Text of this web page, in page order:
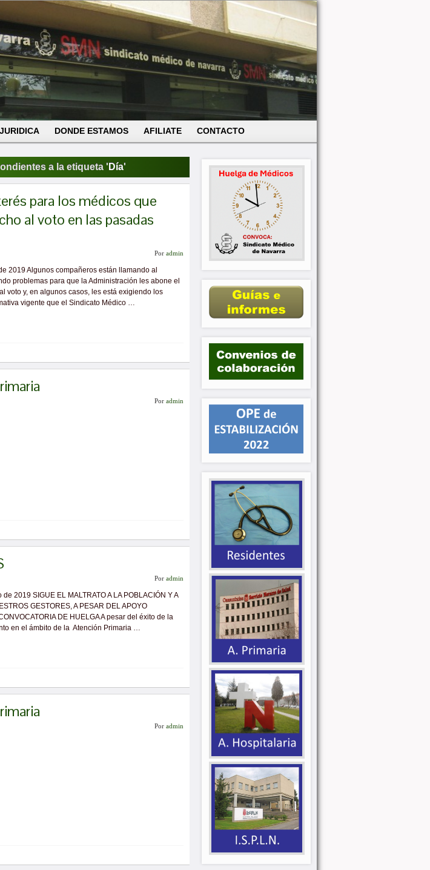
DONDE ESTAMOS AFILIATE CONTACTO
a la etiqueta ' Día'
para los médicos que
al voto en las pasadas
Por admin
2019 Algunos compañeros están llamando al
problemas para que la Administración les abone el
voto y, en algunos casos, les está exigiendo los
vigente que el Sindicato Médico …
Por admin
Por admin
2019 SIGUE EL MALTRATO A LA POBLACIÓN Y A
GESTORES, A PESAR DEL APOYO
DE HUELGA A pesar del éxito de la
en el ámbito de la Atención Primaria …
Por admin